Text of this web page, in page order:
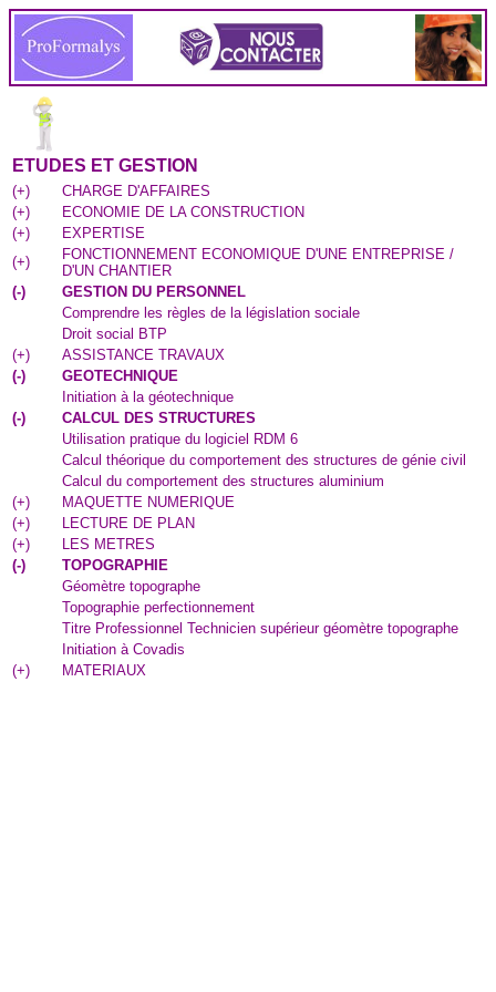
ETUDES ET GESTION
(+)
CHARGE D'AFFAIRES
(+)
ECONOMIE DE LA CONSTRUCTION
(+)
EXPERTISE
(+)
FONCTIONNEMENT ECONOMIQUE D'UNE ENTREPRISE /
D'UN CHANTIER
(-)
GESTION DU PERSONNEL
Comprendre les règles de la législation sociale
Droit social BTP
(+)
ASSISTANCE TRAVAUX
(-)
GEOTECHNIQUE
Initiation à la géotechnique
(-)
CALCUL DES STRUCTURES
Utilisation pratique du logiciel RDM 6
Calcul théorique du comportement des structures de génie civil
Calcul du comportement des structures aluminium
(+)
MAQUETTE NUMERIQUE
(+)
LECTURE DE PLAN
(+)
LES METRES
(-)
TOPOGRAPHIE
Géomètre topographe
Topographie perfectionnement
Titre Professionnel Technicien supérieur géomètre topographe
Initiation à Covadis
(+) MATERIAUX